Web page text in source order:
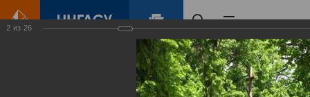
Суздаль 2011
2 из 26